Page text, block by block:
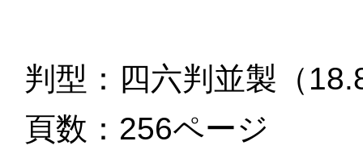
判型：四六判並製（
頁数：256ページ